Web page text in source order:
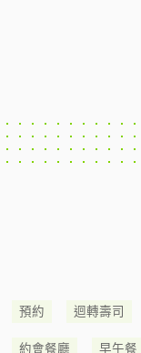
預約 迴轉壽司
約會餐廳 早午餐